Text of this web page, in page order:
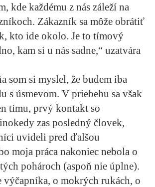
kde každému z nás záleží na
Zákazník sa môže obrátiť
kto ide okolo. Je to tímový
kam si u nás sadne,“ uzatvára
som si myslel, že budem iba
s úsmevom. V priebehu sa však
tímu, prvý kontakt so
zas posledný človek,
uvideli pred ďalšou
moja práca nakoniec nebola o
pohároch (aspoň nie úplne).
výčapníka, o mokrých rukách, o